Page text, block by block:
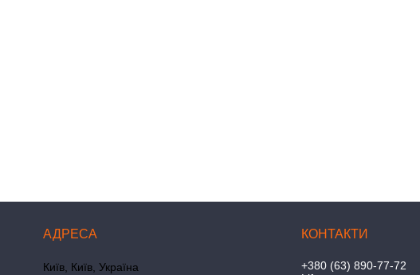
Київ, Київ, Україна
+380 (63) 890-77-72